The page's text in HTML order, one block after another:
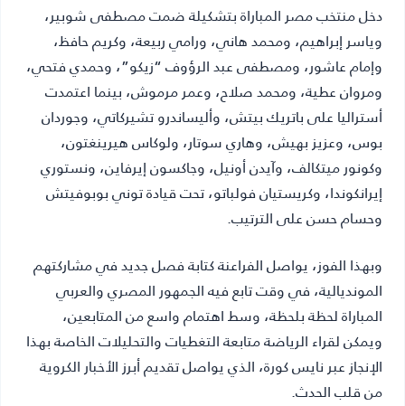
دخل منتخب مصر المباراة بتشكيلة ضمت مصطفى شوبير،
وياسر إبراهيم، ومحمد هاني، ورامي ربيعة، وكريم حافظ،
وإمام عاشور، ومصطفى عبد الرؤوف “زيكو”، وحمدي فتحي،
ومروان عطية، ومحمد صلاح، وعمر مرموش، بينما اعتمدت
أستراليا على باتريك بيتش، وأليساندرو تشيركاتي، وجوردان
بوس، وعزيز بهيش، وهاري سوتار، ولوكاس هيرينغتون،
وكونور ميتكالف، وآيدن أونيل، وجاكسون إيرفاين، ونستوري
إيرانكوندا، وكريستيان فولباتو، تحت قيادة توني بوبوفيتش
وحسام حسن على الترتيب.
وبهذا الفوز، يواصل الفراعنة كتابة فصل جديد في مشاركتهم
المونديالية، في وقت تابع فيه الجمهور المصري والعربي
المباراة لحظة بلحظة، وسط اهتمام واسع من المتابعين،
ويمكن لقراء الرياضة متابعة التغطيات والتحليلات الخاصة بهذا
الإنجاز عبر نايس كورة، الذي يواصل تقديم أبرز الأخبار الكروية
من قلب الحدث.